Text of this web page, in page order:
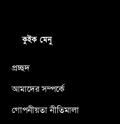
কুইক মেনু
প্রচ্ছদ
আমাদের সম্পর্কে
গোপনীয়তা নীতিমালা